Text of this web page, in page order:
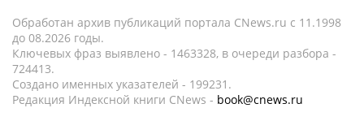
Обработан архив публикаций портала CNews.ru c 11.1998
до 08.2026 годы.
Ключевых фраз выявлено - 1463328, в очереди разбора -
724413.
Создано именных указателей - 199231.
Редакция Индексной книги CNews - book@cnews.ru